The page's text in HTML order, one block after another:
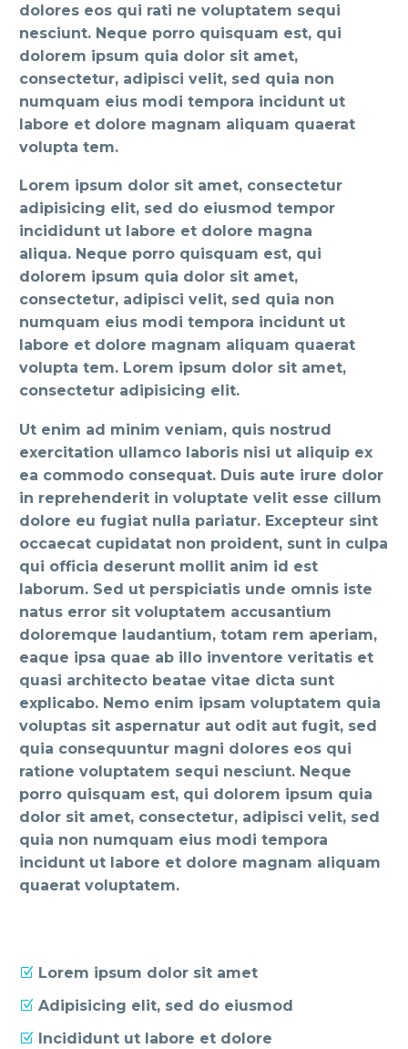
dolores eos qui rati ne voluptatem sequi
nesciunt. Neque porro quisquam est, qui
dolorem ipsum quia dolor sit amet,
consectetur, adipisci velit, sed quia non
numquam eius modi tempora incidunt ut
labore et dolore magnam aliquam quaerat
volupta tem.
Lorem ipsum dolor sit amet, consectetur
adipisicing elit, sed do eiusmod tempor
incididunt ut labore et dolore magna
aliqua. Neque porro quisquam est, qui
dolorem ipsum quia dolor sit amet,
consectetur, adipisci velit, sed quia non
numquam eius modi tempora incidunt ut
labore et dolore magnam aliquam quaerat
volupta tem. Lorem ipsum dolor sit amet,
consectetur adipisicing elit.
Ut enim ad minim veniam, quis nostrud
exercitation ullamco laboris nisi ut aliquip ex
ea commodo consequat. Duis aute irure dolor
in reprehenderit in voluptate velit esse cillum
dolore eu fugiat nulla pariatur. Excepteur sint
occaecat cupidatat non proident, sunt in culpa
qui officia deserunt mollit anim id est
laborum. Sed ut perspiciatis unde omnis iste
natus error sit voluptatem accusantium
doloremque laudantium, totam rem aperiam,
eaque ipsa quae ab illo inventore veritatis et
quasi architecto beatae vitae dicta sunt
explicabo. Nemo enim ipsam voluptatem quia
voluptas sit aspernatur aut odit aut fugit, sed
quia consequuntur magni dolores eos qui
ratione voluptatem sequi nesciunt. Neque
porro quisquam est, qui dolorem ipsum quia
dolor sit amet, consectetur, adipisci velit, sed
quia non numquam eius modi tempora
incidunt ut labore et dolore magnam aliquam
quaerat voluptatem.
Lorem ipsum dolor sit amet
Adipisicing elit, sed do eiusmod
Incididunt ut labore et dolore